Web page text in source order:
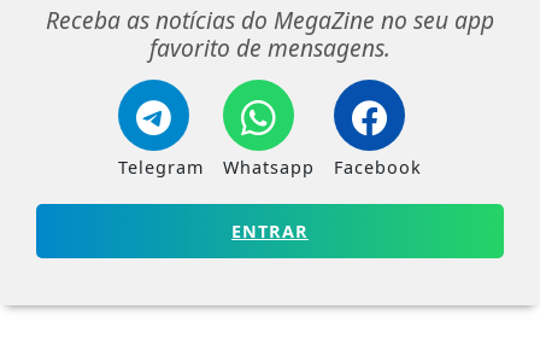
Receba as notícias do MegaZine no seu app
favorito de mensagens.
Telegram Whatsapp Facebook
ENTRAR